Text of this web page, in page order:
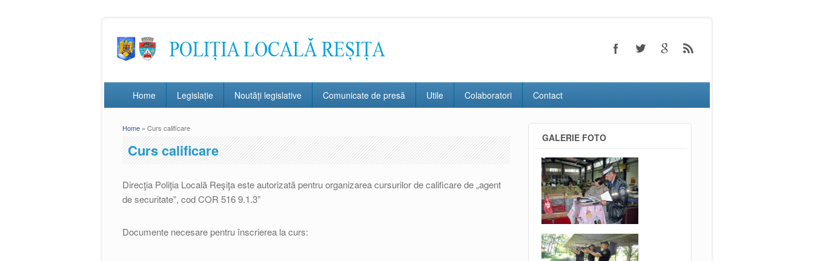
Home Legislație Noutăți legislative Comunicate de presă Utile Colaboratori Contact
You are here
Home » Curs calificare
Curs calificare
Direcţia Poliţia Locală Reşiţa este autorizată pentru organizarea cursurilor de calificare de „agent
de securitate”, cod COR 516 9.1.3”
Documente necesare pentru înscrierea la curs:
GALERIE FOTO